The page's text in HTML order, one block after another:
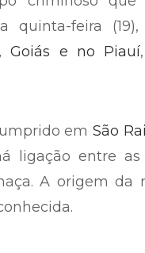
quinta-feira
Goiás e no Piauí
em São
ligação entre
A origem da
.